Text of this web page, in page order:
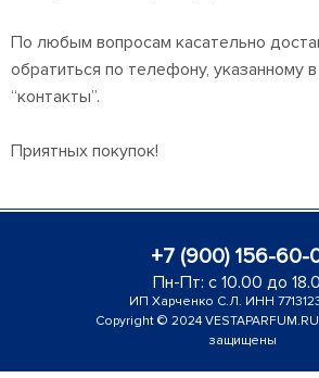
По любым вопросам касательно
обратиться по телефону, указанному
“контакты”.
Приятных покупок!
+7 (900) 156-60-
Пн-Пт: с 10.00 до
ИП Харченко С.Л. ИНН
Copyright © 2024
защищены